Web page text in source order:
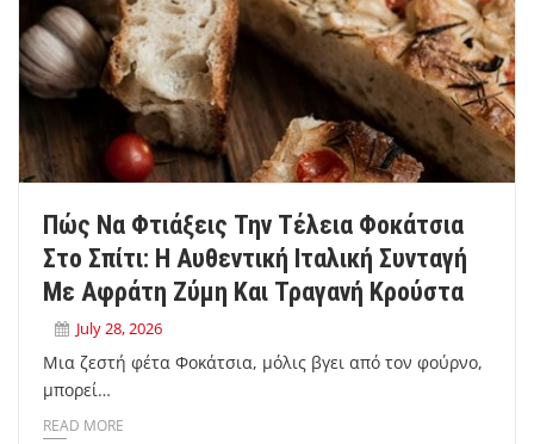
Πώς Να Φτιάξεις Την Τέλεια Φοκάτσια
Στο Σπίτι: Η Αυθεντική Ιταλική Συνταγή
Με Αφράτη Ζύμη Και Τραγανή Κρούστα
July 28, 2026
Μια ζεστή φέτα Φοκάτσια, μόλις βγει από τον φούρνο,
μπορεί…
READ MORE